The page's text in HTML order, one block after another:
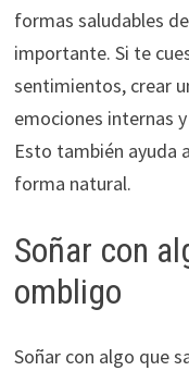
formas saludables
importante. Si te
sentimientos, crear
emociones internas
Esto también ayuda
forma natural.
Soñar con
ombligo
Soñar con algo que